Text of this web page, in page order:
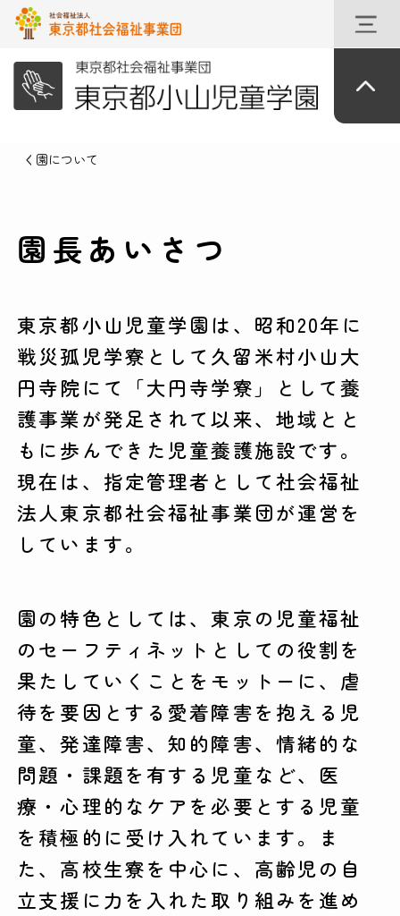
園について
園長あいさつ
東京都小山児童学園は、昭和20年に
戦災孤児学寮として久留米村小山大
円寺院にて「大円寺学寮」として養
護事業が発足されて以来、地域とと
もに歩んできた児童養護施設です。
現在は、指定管理者として社会福祉
法人東京都社会福祉事業団が運営を
しています。
園の特色としては、東京の児童福祉
のセーフティネットとしての役割を
果たしていくことをモットーに、虐
待を要因とする愛着障害を抱える児
童、発達障害、知的障害、情緒的な
問題・課題を有する児童など、医
療・心理的なケアを必要とする児童
を積極的に受け入れています。ま
た、高校生寮を中心に、高齢児の自
立支援に力を入れた取り組みを進め